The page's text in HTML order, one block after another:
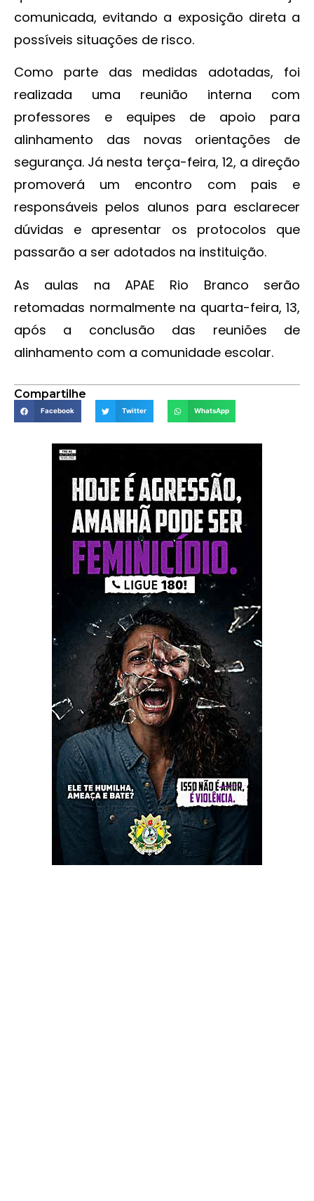
comunicada, evitando a exposição direta a
possíveis situações de risco.
Como parte das medidas adotadas, foi
realizada uma reunião interna com
professores e equipes de apoio para
alinhamento das novas orientações de
segurança. Já nesta terça-feira, 12, a direção
promoverá um encontro com pais e
responsáveis pelos alunos para esclarecer
dúvidas e apresentar os protocolos que
passarão a ser adotados na instituição.
As aulas na APAE Rio Branco serão
retomadas normalmente na quarta-feira, 13,
após a conclusão das reuniões de
alinhamento com a comunidade escolar.
Compartilhe
Facebook Twitter WhatsApp